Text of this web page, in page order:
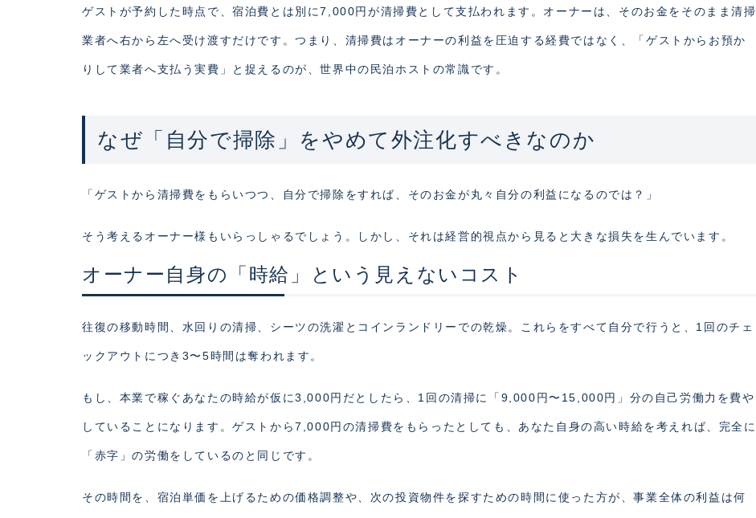
ゲストが予約した時点で、宿泊費とは別に7,000円が清掃費として支払われます。オーナーは、そのお金をそのまま清掃
業者へ右から左へ受け渡すだけです。つまり、清掃費はオーナーの利益を圧迫する経費ではなく、「ゲストからお預か
りして業者へ支払う実費」と捉えるのが、世界中の民泊ホストの常識です。
なぜ「自分で掃除」をやめて外注化すべきなのか
「ゲストから清掃費をもらいつつ、自分で掃除をすれば、そのお金が丸々自分の利益になるのでは？」
そう考えるオーナー様もいらっしゃるでしょう。しかし、それは経営的視点から見ると大きな損失を生んでいます。
オーナー自身の「時給」という見えないコスト
往復の移動時間、水回りの清掃、シーツの洗濯とコインランドリーでの乾燥。これらをすべて自分で行うと、1回のチェ
ックアウトにつき3〜5時間は奪われます。
もし、本業で稼ぐあなたの時給が仮に3,000円だとしたら、1回の清掃に「9,000円〜15,000円」分の自己労働力を費や
していることになります。ゲストから7,000円の清掃費をもらったとしても、あなた自身の高い時給を考えれば、完全に
「赤字」の労働をしているのと同じです。
その時間を、宿泊単価を上げるための価格調整や、次の投資物件を探すための時間に使った方が、事業全体の利益は何